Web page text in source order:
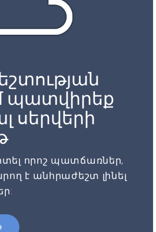
պատվիրեք
սերվերի
որոշ պատճառներ,
է անհրաժեշտ լինել